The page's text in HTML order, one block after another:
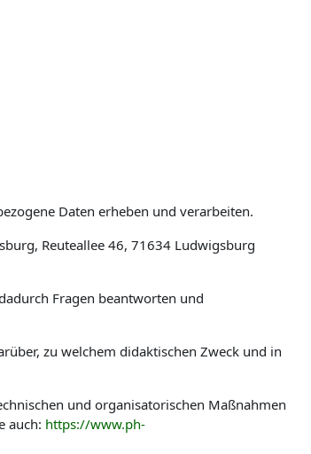
Daten erheben und verarbeiten.
Reuteallee 46, 71634 Ludwigsburg
Fragen beantworten und
zu welchem didaktischen Zweck und in
und organisatorischen Maßnahmen
auch: https://www.ph-